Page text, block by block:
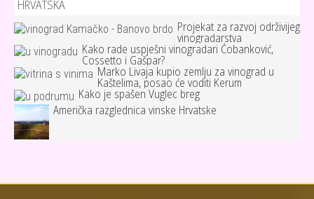
HRVATSKA
Projekat za razvoj održivijeg
vinogradarstva
Kako rade uspješni vinogradari Čobanković,
Cossetto i Gašpar?
Marko Livaja kupio zemlju za vinograd u
Kaštelima, posao će voditi Kerum
Kako je spašen Vuglec breg
Američka razglednica vinske Hrvatske